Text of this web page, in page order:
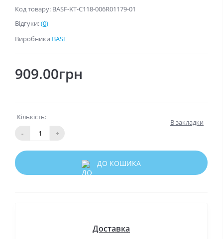
Код товару: BASF-KT-C118-006R01179-01
Відгуки:(0)
Виробники BASF
909.00грн
Кількість:
-
+
В закладки
ДО КОШИКА
Доставка